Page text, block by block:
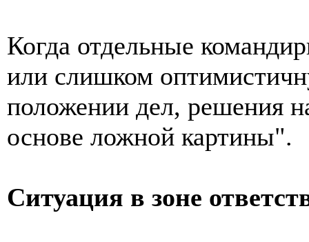
Когда отдельные
или слишком
положении дел, решения
основе ложной картины".
Ситуация в зоне